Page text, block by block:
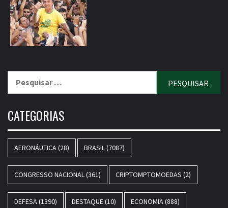
CATEGORIAS
AERONÁUTICA(28) BRASIL(7087)
CONGRESSO NACIONAL(361) CRIPTOMPTOMOEDAS (2)
DEFESA(1390) DESTAQUE(10) ECONOMIA(888)